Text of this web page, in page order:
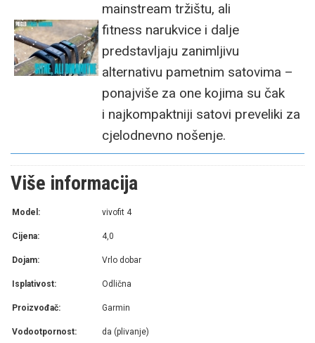
mainstream tržištu, ali
fitness narukvice i dalje
predstavljaju zanimljivu
alternativu pametnim satovima –
ponajviše za one kojima su čak
i najkompaktniji satovi preveliki za
cjelodnevno nošenje.
Više informacija
Model: vivofit 4
Cijena: 4,0
Dojam: Vrlo dobar
Isplativost: Odlična
Proizvođač: Garmin
Vodootpornost: da (plivanje)